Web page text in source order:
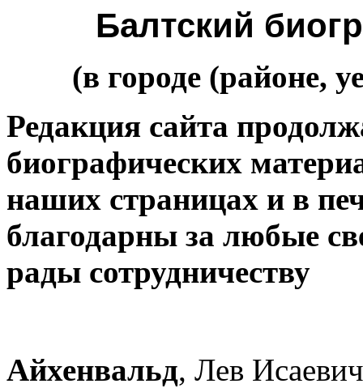
Балтский
(в городе (районе,
Редакция сайта
биографических
наших страницах и в
благодарны за любые
рады сотрудничеству
Айхенвальд, Лев